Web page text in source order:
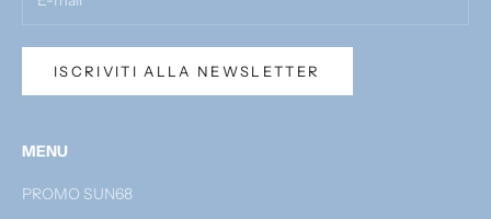
ISCRIVITI ALLA NEWSLETTER
MENU
PROMO SUN68